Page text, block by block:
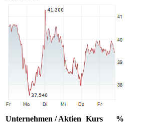
Unternehmen / Aktien Kurs
%